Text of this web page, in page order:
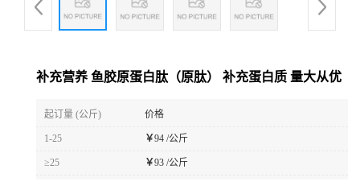
补充营养 鱼胶原蛋白肽（原肽） 补充蛋白质 量大从优
起订量 (公斤) 价格
1-25 ￥94 /公斤
≥25 ￥93 /公斤